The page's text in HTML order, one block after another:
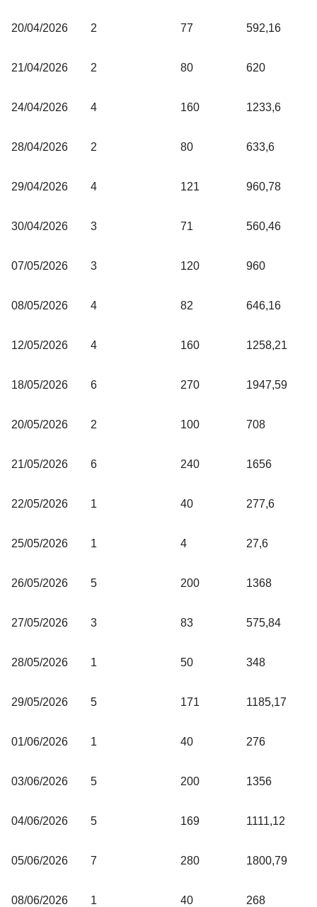
20/04/2026 2 77 592,16
21/04/2026 2 80 620
24/04/2026 4 160 1233,6
28/04/2026 2 80 633,6
29/04/2026 4 121 960,78
30/04/2026 3 71 560,46
07/05/2026 3 120 960
08/05/2026 4 82 646,16
12/05/2026 4 160 1258,21
18/05/2026 6 270 1947,59
20/05/2026 2 100 708
21/05/2026 6 240 1656
22/05/2026 1 40 277,6
25/05/2026 1 4 27,6
26/05/2026 5 200 1368
27/05/2026 3 83 575,84
28/05/2026 1 50 348
29/05/2026 5 171 1185,17
01/06/2026 1 40 276
03/06/2026 5 200 1356
04/06/2026 5 169 1111,12
05/06/2026 7 280 1800,79
08/06/2026 1 40 268